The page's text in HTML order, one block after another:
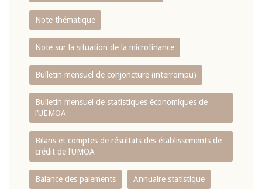
Note thématique
Note sur la situation de la microfinance
Bulletin mensuel de conjoncture (interrompu)
Bulletin mensuel de statistiques économiques de
l‘UEMOA
Bilans et comptes de résultats des établissements de
crédit de l‘UMOA
Balance des paiements Annuaire statistique